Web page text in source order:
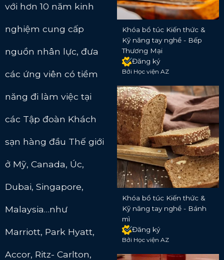
với hơn 10 năm kinh
nghiệm cung cấp
nguồn nhân lực, đưa
các ứng viên có tiềm
năng đi làm việc tại
các Tập đoàn Khách
sạn hàng đầu Thế giới
ở Mỹ, Canada, Úc,
Dubai, Singapore,
Malaysia…như
Marriott, Park Hyatt,
Accor, Ritz- Carlton,
Khóa bổ túc Kiến thức &
Kỹ năng tay nghề - Bếp
Thương Mại
Đăng ký
Bởi Học viện AZ
Khóa bổ túc Kiến thức &
Kỹ năng tay nghề - Bánh
mì
Đăng ký
Bởi Học viện AZ